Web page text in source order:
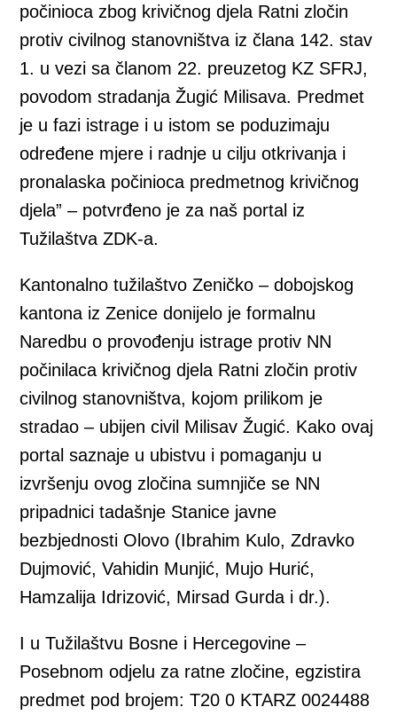
počinioca zbog krivičnog djela Ratni zločin
protiv civilnog stanovništva iz člana 142. stav
1. u vezi sa članom 22. preuzetog KZ SFRJ,
povodom stradanja Žugić Milisava. Predmet
je u fazi istrage i u istom se poduzimaju
određene mjere i radnje u cilju otkrivanja i
pronalaska počinioca predmetnog krivičnog
djela” – potvrđeno je za naš portal iz
Tužilaštva ZDK-a.
Kantonalno tužilaštvo Zeničko – dobojskog
kantona iz Zenice donijelo je formalnu
Naredbu o provođenju istrage protiv NN
počinilaca krivičnog djela Ratni zločin protiv
civilnog stanovništva, kojom prilikom je
stradao – ubijen civil Milisav Žugić. Kako ovaj
portal saznaje u ubistvu i pomaganju u
izvršenju ovog zločina sumnjiče se NN
pripadnici tadašnje Stanice javne
bezbjednosti Olovo (Ibrahim Kulo, Zdravko
Dujmović, Vahidin Munjić, Mujo Hurić,
Hamzalija Idrizović, Mirsad Gurda i dr.).
I u Tužilaštvu Bosne i Hercegovine –
Posebnom odjelu za ratne zločine, egzistira
predmet pod brojem: T20 0 KTARZ 0024488